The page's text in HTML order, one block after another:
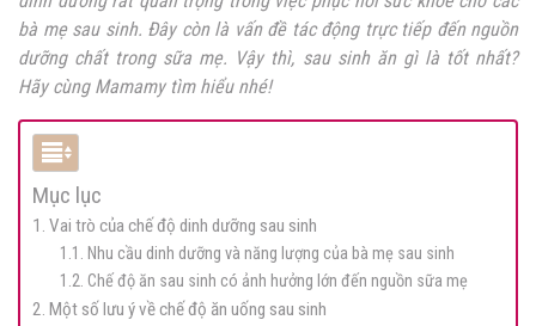
bà mẹ sau sinh. Đây còn là vấn đề tác động trực tiếp đến nguồn
dưỡng chất trong sữa mẹ. Vậy thì, sau sinh ăn gì là tốt nhất?
Hãy cùng Mamamy tìm hiểu nhé!
Mục lục
1. Vai trò của chế độ dinh dưỡng sau sinh
1.1. Nhu cầu dinh dưỡng và năng lượng của bà mẹ sau sinh
1.2. Chế độ ăn sau sinh có ảnh hưởng lớn đến nguồn sữa mẹ
2. Một số lưu ý về chế độ ăn uống sau sinh